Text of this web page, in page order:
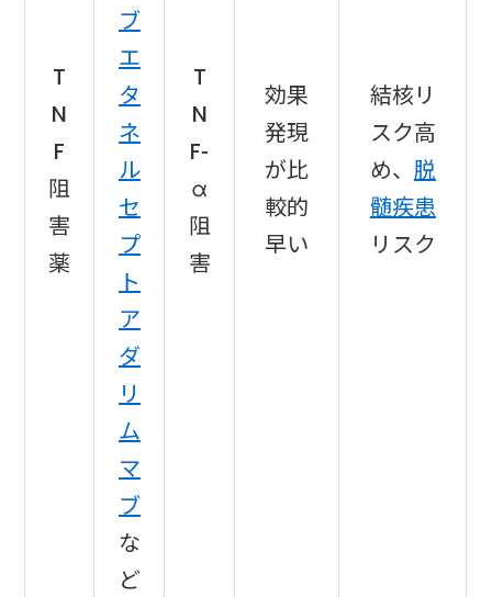
T
N
F
阻
害
薬
ブ
エ
タ
ネ
ル
セ
プ
ト
ア
ダ
リ
ム
マ
ブ
な
ど
T
N
F-
α
阻
害
効果
発現
が比
較的
早い
結核リ
スク高
め、 脱
髄疾患
リスク